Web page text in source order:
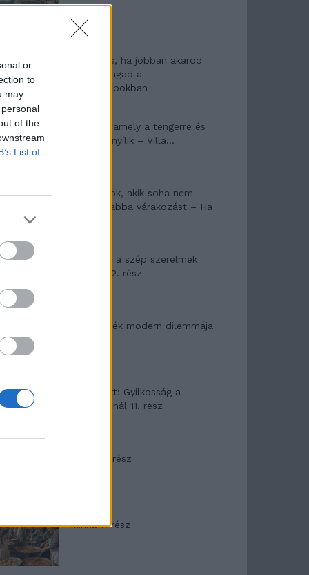
or
to
may
of the
List of
10 tanács, ha jobban akarod
érezni magad a
hétköznapokban
Egy ház, amely a tengerre és
a fényre nyílik – Villa...
A családok, akik soha nem
hagyták abba várakozást – Ha
Panna és a szép szerelmek
mítosza 2. rész
Az ereklyék modern dilemmája
T. Barnett: Gyilkosság a
Garda-tónál 11. rész
Minka 8. rész
Minka 7. rész